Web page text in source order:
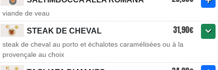
viande de veau
STEAK DE CHEVAL 31,90€
steak de cheval au porto et échalotes caramélisées ou à la
provençale au choix